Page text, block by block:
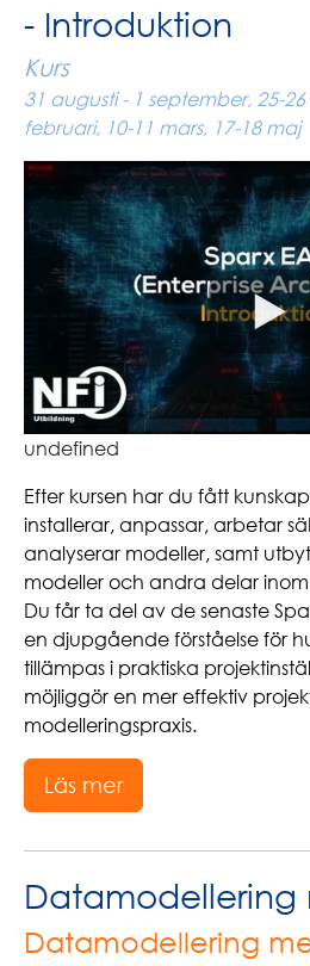
- Introduktion
Kurs
31 augusti - 1 september, 25-
februari, 10-11 mars, 17-18 maj
undefined
Efter kursen har du fått
installerar, anpassar, arbetar
analyserar modeller, samt
modeller och andra delar
Du får ta del av de senaste
en djupgående förståelse för
tillämpas i praktiska
möjliggör en mer effektiv
modelleringspraxis.
Läs mer
Datamodellering
Datamodellering